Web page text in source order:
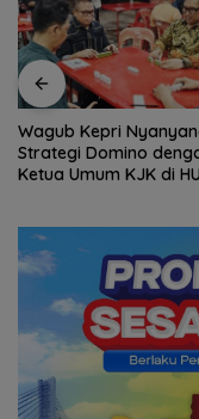
Wagub Kepri
Strategi Domino
Ketua Umum KJK di